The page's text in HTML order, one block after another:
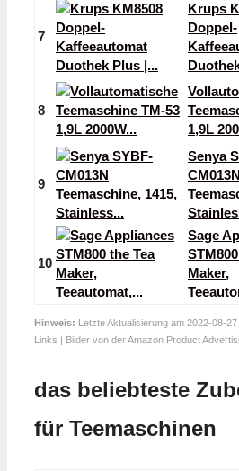
7
Krups
Doppel-
8
1,9L
9
Senya
CM013N
10
Sage
Maker,
Hinweis: Letzte Aktualisierung am 2022-08-27
Links | Bilder von der Amazon Product
das beliebteste
für Teemaschinen